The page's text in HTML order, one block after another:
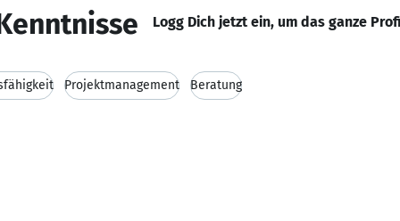
Logg Dich jetzt ein, um das ganze
Projektmanagement Beratung